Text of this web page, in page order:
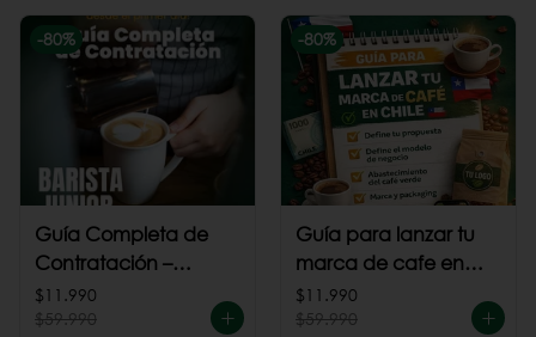
-80%
Guía Completa de
Contratación –
Barista Junior
$11.990
$59.990
-80%
Guía para lanzar tu
marca de cafe en
Chile
$11.990
$59.990